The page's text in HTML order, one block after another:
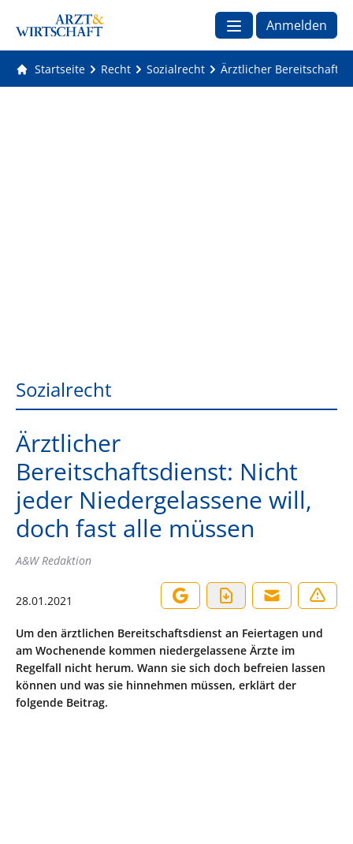
Anmelden
Startseite Recht Sozialrecht Ärztlicher
Sozialrecht
Ärztlicher
Bereitschaftsdienst: Nicht
jeder Niedergelassene will,
doch fast alle müssen
A&W Redaktion
28.01.2021
Um den ärztlichen Bereitschaftsdienst an Feiertagen und
am Wochenende kommen niedergelassene Ärzte im
Regelfall nicht herum. Wann sie sich doch befreien lassen
können und was sie hinnehmen müssen, erklärt der
folgende Beitrag.